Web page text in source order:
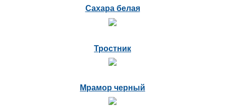
Сахара белая
Тростник
Мрамор черный